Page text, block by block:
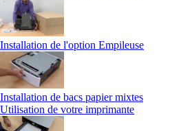
Installation de l'option Empileuse
Installation de bacs papier mixtes
Utilisation de votre imprimante